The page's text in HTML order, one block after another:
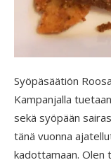
Syöpäsäätiön
Kampanjalla
sekä syöpään
tänä vuonna
kadottamaan. Olen